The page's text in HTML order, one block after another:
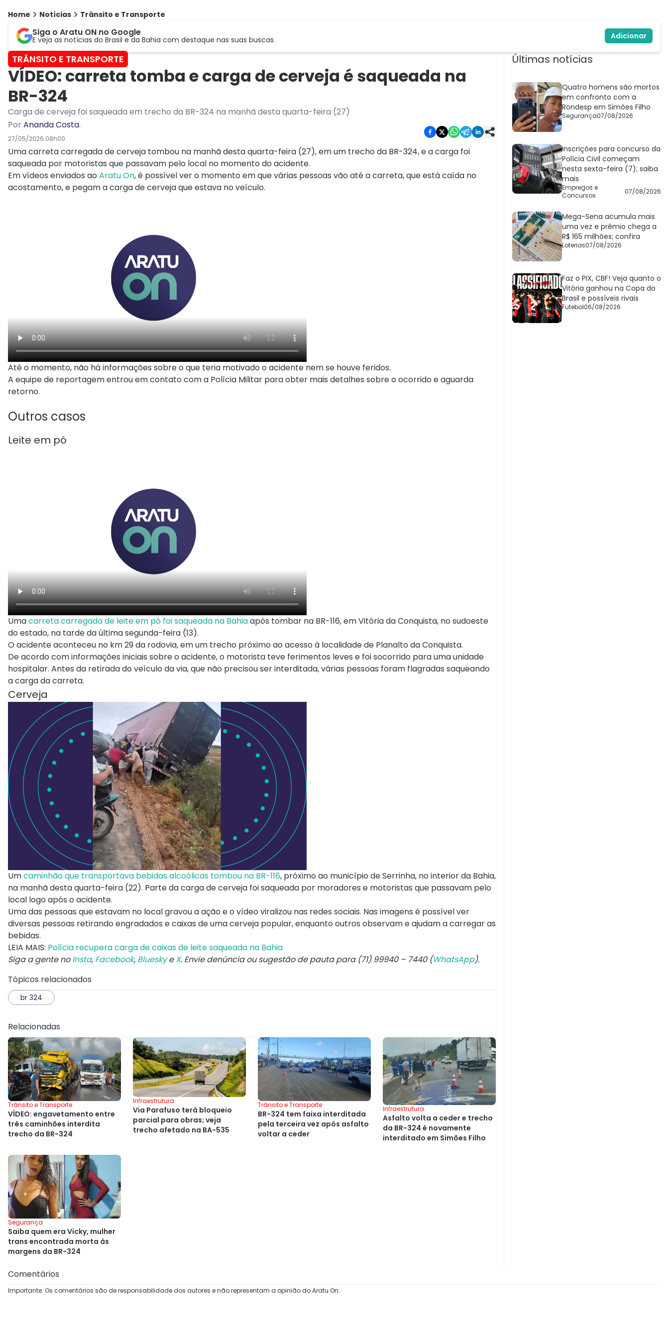
Home Notícias Trânsito e Transporte
Siga o Aratu ON no Google
E veja as notícias do Brasil e da Bahia com destaque nas suas buscas. Adicionar
TRÂNSITO E TRANSPORTE
VÍDEO: carreta tomba e carga de cerveja é saqueada na
BR-324
Carga de cerveja foi saqueada em trecho da BR-324 na manhã desta quarta-feira (27)
PorAnanda Costa.
27/05/2026 08h00
Uma carreta carregada de cerveja tombou na manhã desta quarta-feira (27), em um trecho da BR-324, e a carga foi
saqueada por motoristas que passavam pelo local no momento do acidente.
Em vídeos enviados ao Aratu On, é possível ver o momento em que várias pessoas vão até a carreta, que está caída no
acostamento, e pegam a carga de cerveja que estava no veículo.
Até o momento, não há informações sobre o que teria motivado o acidente nem se houve feridos.
A equipe de reportagem entrou em contato com a Polícia Militar para obter mais detalhes sobre o ocorrido e aguarda
retorno.
Outros casos
Leite em pó
Umacarreta carregada de leite em pó foi saqueada na Bahiaapós tombar na BR-116, em Vitória da Conquista, no sudoeste
do estado, na tarde da última segunda-feira (13).
O acidente aconteceu no km 29 da rodovia, em um trecho próximo ao acesso à localidade de Planalto da Conquista.
De acordo com informações iniciais sobre o acidente, o motorista teve ferimentos leves e foi socorrido para uma unidade
hospitalar. Antes da retirada do veículo da via, que não precisou ser interditada, várias pessoas foram flagradas saqueando
a carga da carreta.
Cerveja
Umcaminhão que transportava bebidas alcoólicas tombou na BR-116, próximo ao município de Serrinha, no interior da Bahia,
na manhã desta quarta-feira (22). Parte da carga de cerveja foi saqueada por moradores e motoristas que passavam pelo
local logo após o acidente.
Uma das pessoas que estavam no local gravou a ação e o vídeo viralizou nas redes sociais. Nas imagens é possível ver
diversas pessoas retirando engradados e caixas de uma cerveja popular, enquanto outros observam e ajudam a carregar as
bebidas.
LEIA MAIS: Polícia recupera carga de caixas de leite saqueada na Bahia
Siga a gente noInsta, Facebook, BlueskyeX. Envie denúncia ou sugestão de pauta para (71) 99940 – 7440 (WhatsApp).
Tópicos relacionados
br 324
Relacionadas
Trânsito e Transporte
VÍDEO: engavetamento entre
três caminhões interdita
trecho da BR-324
Infraestrutura
Via Parafuso terá bloqueio
parcial para obras; veja
trecho afetado na BA-535
Trânsito e Transporte
BR-324 tem faixa interditada
pela terceira vez após asfalto
voltar a ceder
Infraestrutura
Asfalto volta a ceder e trecho
da BR-324 é novamente
interditado em Simões Filho
Segurança
Saiba quem era Vicky, mulher
trans encontrada morta às
margens da BR-324
Últimas notícias
Quatro homens são mortos
em confronto com a
Rondesp em Simões Filho
Segurança07/08/2026
Inscrições para concurso da
Polícia Civil começam
nesta sexta-feira (7); saiba
mais
Empregos e
Concursos
07/08/2026
Mega-Sena acumula mais
uma vez e prêmio chega a
R$ 165 milhões; confira
Loterias07/08/2026
Faz o PIX, CBF! Veja quanto o
Vitória ganhou na Copa do
Brasil e possíveis rivais
Futebol06/08/2026
Comentários
Importante: Os comentários são de responsabilidade dos autores e não representam a opinião do Aratu On.